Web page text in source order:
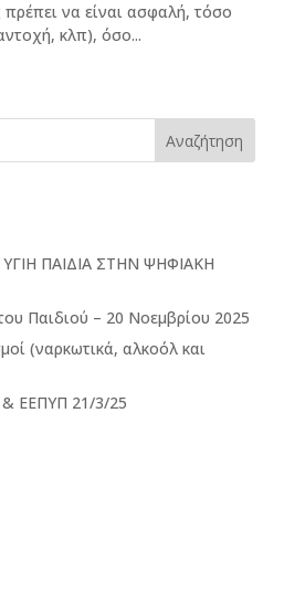
να είναι ασφαλή, τόσο
κλπ), όσο...
ΠΑΙΔΙΑ ΣΤΗΝ ΨΗΦΙΑΚΗ
Παιδιού – 20 Νοεμβρίου 2025
(ναρκωτικά, αλκοόλ και
ΕΕΠΥΠ 21/3/25